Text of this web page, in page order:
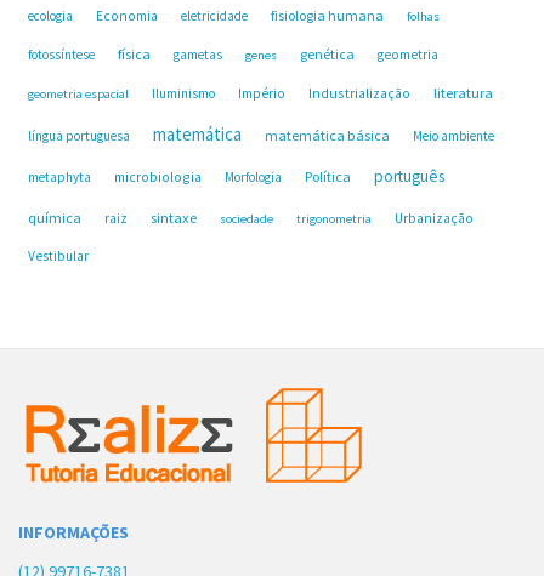
ecologia Economia eletricidade fisiologia humana folhas
fotossíntese física gametas genes genética geometria
geometria espacial Iluminismo Império Industrialização literatura
língua portuguesa matemática matemática básica Meio ambiente
metaphyta microbiologia Morfologia Política português
química raiz sintaxe sociedade trigonometria Urbanização
Vestibular
INFORMAÇÕES
(12) 99716-7381